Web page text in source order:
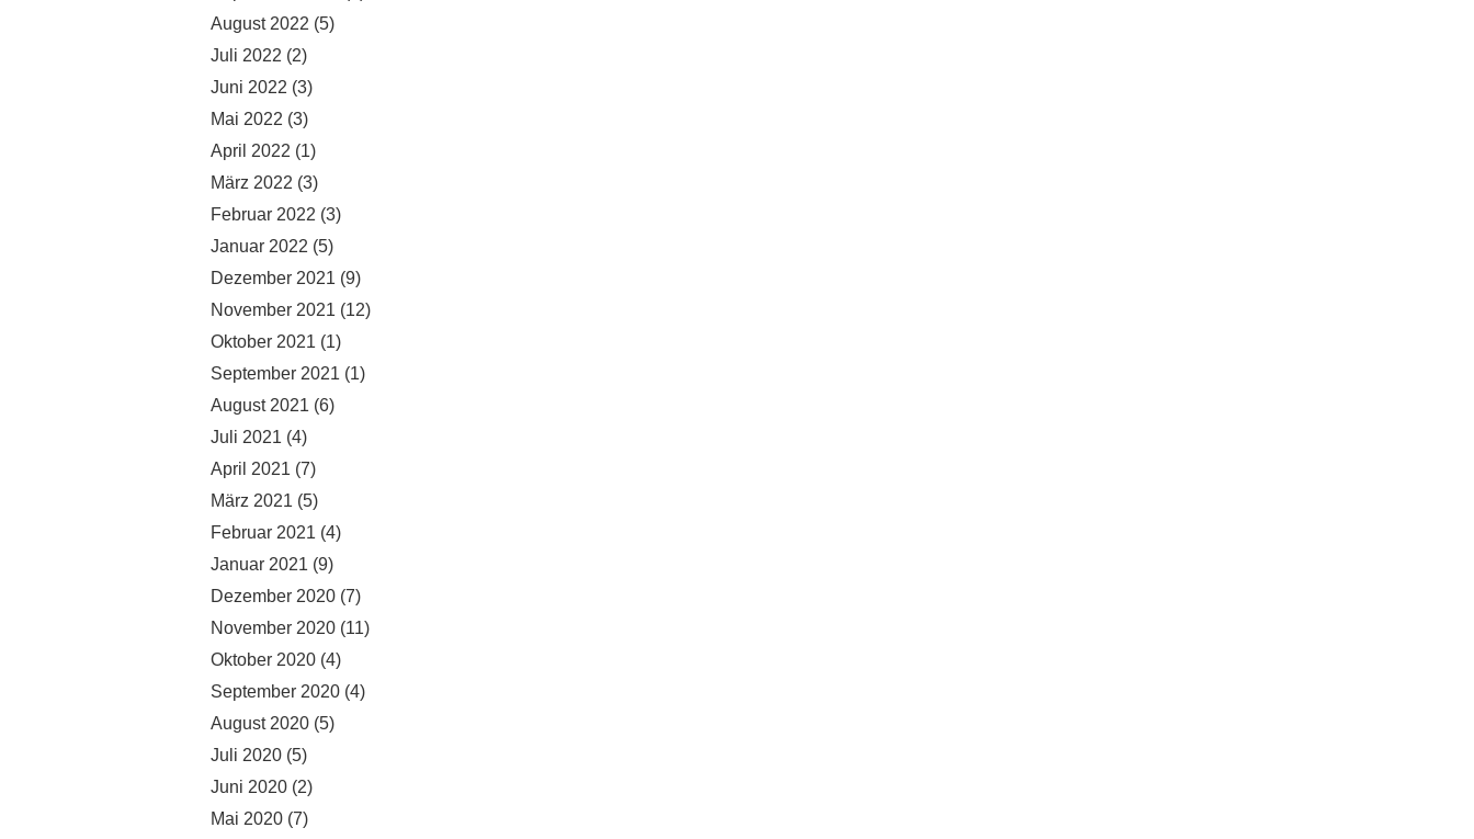
August 2022 (5)
Juli 2022 (2)
Juni 2022 (3)
Mai 2022 (3)
April 2022 (1)
März 2022 (3)
Februar 2022 (3)
Januar 2022 (5)
Dezember 2021 (9)
November 2021 (12)
Oktober 2021 (1)
September 2021 (1)
August 2021 (6)
Juli 2021 (4)
April 2021 (7)
März 2021 (5)
Februar 2021 (4)
Januar 2021 (9)
Dezember 2020 (7)
November 2020 (11)
Oktober 2020 (4)
September 2020 (4)
August 2020 (5)
Juli 2020 (5)
Juni 2020 (2)
Mai 2020 (7)